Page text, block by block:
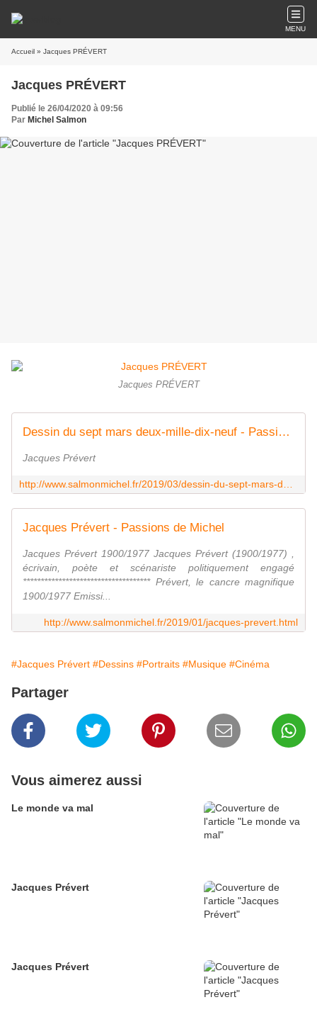
MENU
Accueil » Jacques PRÉVERT
Jacques PRÉVERT
Publié le 26/04/2020 à 09:56
Par Michel Salmon
Jacques PRÉVERT
Dessin du sept mars deux-mille-dix-neuf - Passions de Michel
Jacques Prévert
Jacques Prévert - Passions de Michel
Jacques Prévert 1900/1977 Jacques Prévert (1900/1977) ,
écrivain, poète et scénariste politiquement engagé
************************************ Prévert, le cancre magnifique
1900/1977 Emissi...
http://www.salmonmichel.fr/2019/01/jacques-prevert.html
#Jacques Prévert #Dessins #Portraits #Musique #Cinéma
Partager
Vous aimerez aussi
Le monde va mal
Jacques Prévert
Jacques Prévert